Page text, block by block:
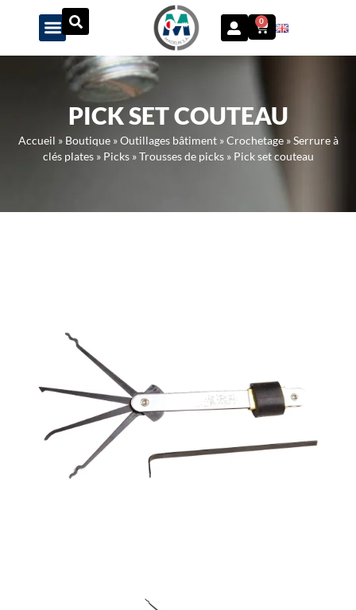
Panneau de gestion des cookies
0
PICK SET COUTEAU
Accueil » Boutique»Outillages bâtiment»Crochetage»Serrure à
clés plates» Picks»Trousses de picks» Pick set couteau